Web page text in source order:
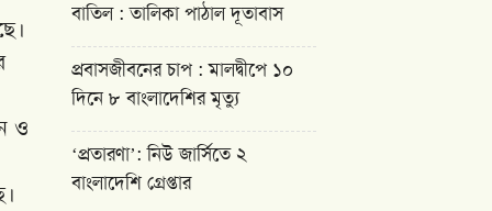
ও
বাতিল : তালিকা পাঠাল দূতাবাস
প্রবাসজীবনের চাপ : মালদ্বীপে ১০
দিনে ৮ বাংলাদেশির মৃত্যু
‘প্রতারণা’: নিউ জার্সিতে ২
বাংলাদেশি গ্রেপ্তার